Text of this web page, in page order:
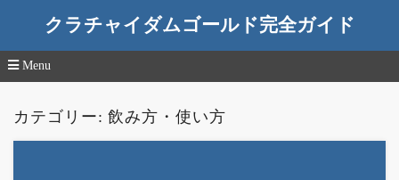
クラチャイダムゴールド完全ガイド
Menu
カテゴリー:飲み方・使い方